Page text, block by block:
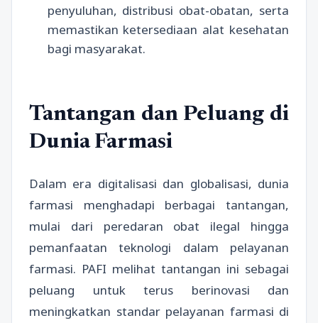
penyuluhan, distribusi obat-obatan, serta
memastikan ketersediaan alat kesehatan
bagi masyarakat.
Tantangan dan Peluang di
Dunia Farmasi
Dalam era digitalisasi dan globalisasi, dunia
farmasi menghadapi berbagai tantangan,
mulai dari peredaran obat ilegal hingga
pemanfaatan teknologi dalam pelayanan
farmasi. PAFI melihat tantangan ini sebagai
peluang untuk terus berinovasi dan
meningkatkan standar pelayanan farmasi di